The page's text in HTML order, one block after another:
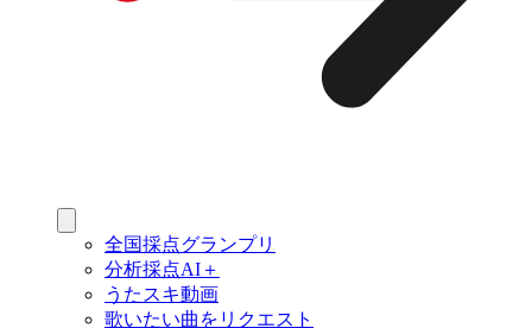
全国採点グランプリ
分析採点AI＋
うたスキ動画
歌いたい曲をリクエスト